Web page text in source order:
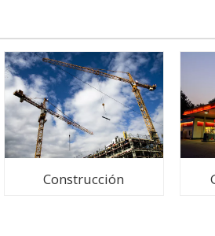
Construcción